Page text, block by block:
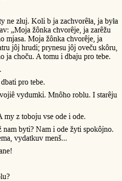
ne złuj. Koli b ja zachvorêła, ja była
„Moja žônka chvorêje, ja zarêžu
mjasa. Moja žônka chvorêje, ja
jôj hrudi; prynesu jôj oveču skôru,
ja choču. A tomu i dbaju pro tebe.
pro tebe.
vydumki. Mnôho roblu. I starêju
z toboju vse ode i ode.
nam byti? Nam i ode žyti spokôjno.
vydatkuv menš...